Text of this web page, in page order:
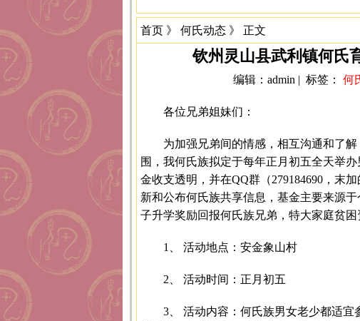
首页 》 何氏动态 》 正文
钦州灵山县武利镇何氏
编辑：admin | 标签： 何
各位兄弟姐妹们：
为加强兄弟间的情感，相互沟通和了
围，我何氏族拟定于每年正月初五全天举
金收支透明，并在QQ群（279184690，末
新和公布何氏族共享信息，基金主要来源
子升学奖励回报何氏族兄弟，特大家庭贫
1、 活动地点：安金象山村
2、 活动时间：正月初五
3、 活动内容：何氏族男女老少都适